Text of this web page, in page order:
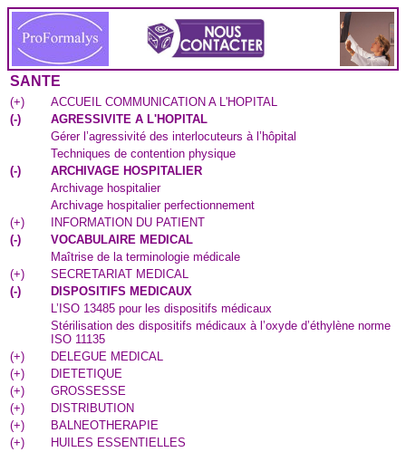
SANTE
(+)
ACCUEIL COMMUNICATION A L'HOPITAL
(-)
AGRESSIVITE A L'HOPITAL
Gérer l’agressivité des interlocuteurs à l’hôpital
Techniques de contention physique
(-)
ARCHIVAGE HOSPITALIER
Archivage hospitalier
Archivage hospitalier perfectionnement
(+)
INFORMATION DU PATIENT
(-)
VOCABULAIRE MEDICAL
Maîtrise de la terminologie médicale
(+)
SECRETARIAT MEDICAL
(-)
DISPOSITIFS MEDICAUX
L’ISO 13485 pour les dispositifs médicaux
Stérilisation des dispositifs médicaux à l’oxyde d’éthylène norme
ISO 11135
(+)
DELEGUE MEDICAL
(+)
DIETETIQUE
(+)
GROSSESSE
(+)
DISTRIBUTION
(+)
BALNEOTHERAPIE
(+)
HUILES ESSENTIELLES